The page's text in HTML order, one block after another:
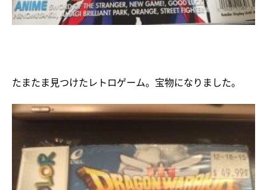
たまたま見つけたレトロゲーム。宝物になりました。